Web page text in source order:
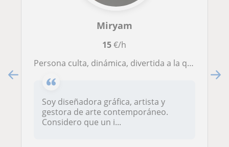
Miryam
15€/h
Persona culta, dinámica, divertida a la que le gusta enseñar. He vivido 18 años con un alemán y conozco bien la lengua aunque no soy nativa
Soy diseñadora gráfica, artista y
gestora de arte contemporáneo.
Considero que un i...